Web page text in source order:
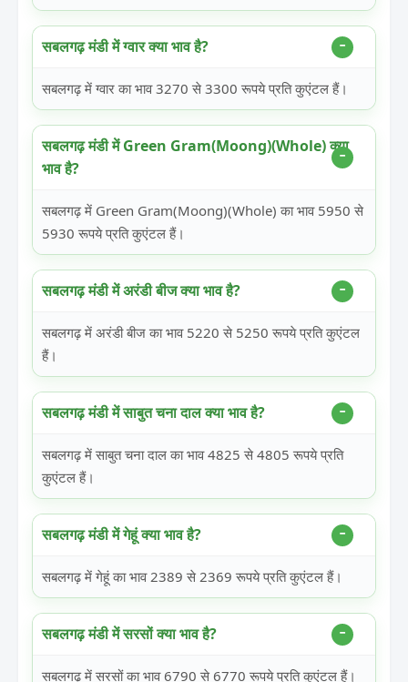
सबलगढ़ मंडी में ग्वार क्या भाव है?
सबलगढ़ में ग्वार का भाव 3270 से 3300 रूपये प्रति कुएंटल हैं।
सबलगढ़ मंडी में Green Gram(Moong)(Whole) क्या
भाव है?
सबलगढ़ में Green Gram(Moong)(Whole) का भाव 5950 से
5930 रूपये प्रति कुएंटल हैं।
सबलगढ़ मंडी में अरंडी बीज क्या भाव है?
सबलगढ़ में अरंडी बीज का भाव 5220 से 5250 रूपये प्रति कुएंटल
हैं।
सबलगढ़ मंडी में साबुत चना दाल क्या भाव है?
सबलगढ़ में साबुत चना दाल का भाव 4825 से 4805 रूपये प्रति
कुएंटल हैं।
सबलगढ़ मंडी में गेहूं क्या भाव है?
सबलगढ़ में गेहूं का भाव 2389 से 2369 रूपये प्रति कुएंटल हैं।
सबलगढ़ मंडी में सरसों क्या भाव है?
सबलगढ़ में सरसों का भाव 6790 से 6770 रूपये प्रति कुएंटल हैं।